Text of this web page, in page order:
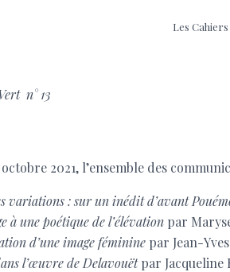
Les
n° 13
2021, l’ensemble des
variations : sur un inédit d’avant
à une poétique de l’élévation par
d’une image féminine par Jean-
l’œuvre de Delavouëtpar Jacqueline